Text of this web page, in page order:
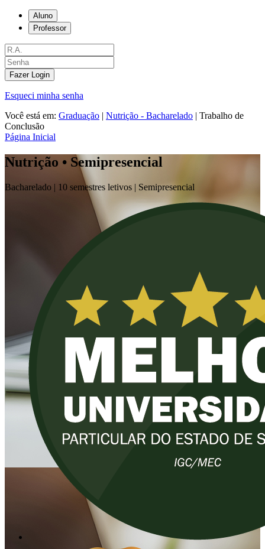
Aluno
Professor
Fazer Login
Esqueci minha senha
Você está em: Graduação | Nutrição - Bacharelado | Trabalho de
Conclusão
Página Inicial
Nutrição • Semipresencial
Bacharelado | 10 semestres letivos | Semipresencial